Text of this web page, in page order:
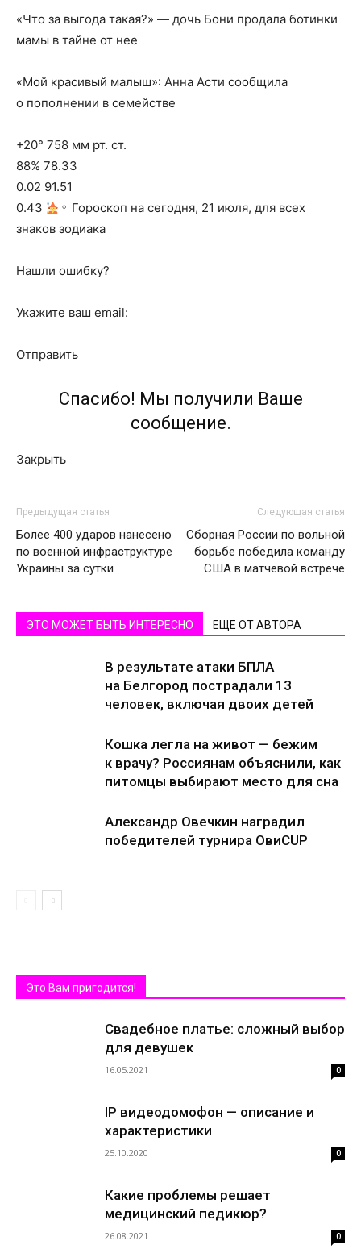
«Что за выгода такая?» — дочь Бони продала ботинки
мамы в тайне от нее
«Мой красивый малыш»: Анна Асти сообщила
о пополнении в семействе
+20° 758 мм рт. ст.
88% 78.33
0.02 91.51
0.43
‍♀ Гороскоп на сегодня, 21 июля, для всех
знаков зодиака
Нашли ошибку?
Укажите ваш email:
Отправить
Спасибо! Мы получили Ваше
сообщение.
Закрыть
Предыдущая статья
Более 400 ударов нанесено
по военной инфраструктуре
Украины за сутки
Следующая статья
Сборная России по вольной
борьбе победила команду
США в матчевой встрече
ЭТО МОЖЕТ БЫТЬ ИНТЕРЕСНО ЕЩЕ ОТ АВТОРА
В результате атаки БПЛА
на Белгород пострадали 13
человек, включая двоих детей
Кошка легла на живот — бежим
к врачу? Россиянам объяснили, как
питомцы выбирают место для сна
Александр Овечкин наградил
победителей турнира ОвиCUP
Это Вам пригодится!
Свадебное платье: сложный выбор
для девушек
16.05.2021 0
IP видеодомофон — описание и
характеристики
25.10.2020 0
Какие проблемы решает
медицинский педикюр?
26.08.2021 0